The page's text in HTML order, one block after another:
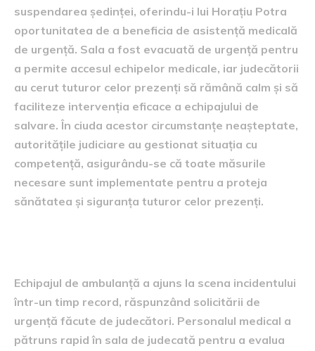
suspendarea ședinței, oferindu-i lui Horațiu Potra
oportunitatea de a beneficia de asistență medicală
de urgență. Sala a fost evacuată de urgență pentru
a permite accesul echipelor medicale, iar judecătorii
au cerut tuturor celor prezenți să rămână calm și să
faciliteze intervenția eficace a echipajului de
salvare. În ciuda acestor circumstanțe neașteptate,
autoritățile judiciare au gestionat situația cu
competență, asigurându-se că toate măsurile
necesare sunt implementate pentru a proteja
sănătatea și siguranța tuturor celor prezenți.
Echipajul de ambulanță a ajuns la scena incidentului
într-un timp record, răspunzând solicitării de
urgență făcute de judecători. Personalul medical a
pătruns rapid în sala de judecată pentru a evalua